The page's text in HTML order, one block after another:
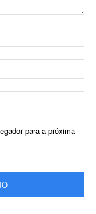
para a próxima